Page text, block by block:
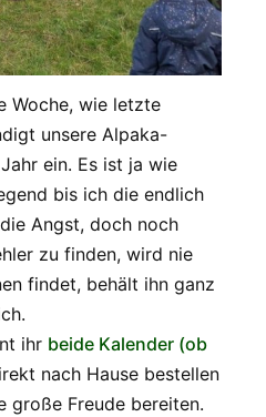
Woche, wie letzte
unsere Alpaka-
ein. Es ist ja wie
bis ich die endlich
Angst, doch noch
zu finden, wird nie
findet, behält ihn ganz
ihr beide Kalender (ob
nach Hause bestellen
große Freude bereiten.